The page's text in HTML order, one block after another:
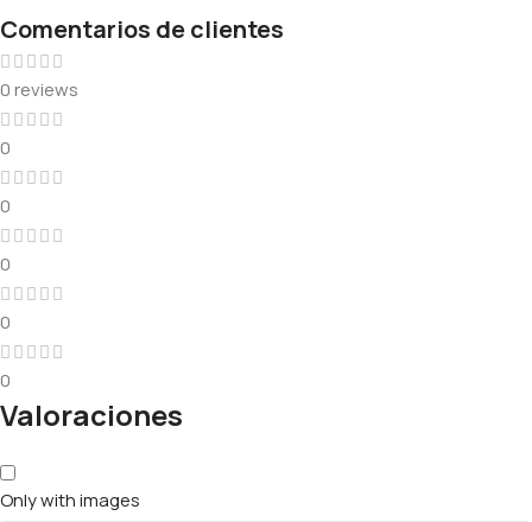
Comentarios de clientes
0 reviews
0
0
0
0
0
Valoraciones
Only with images